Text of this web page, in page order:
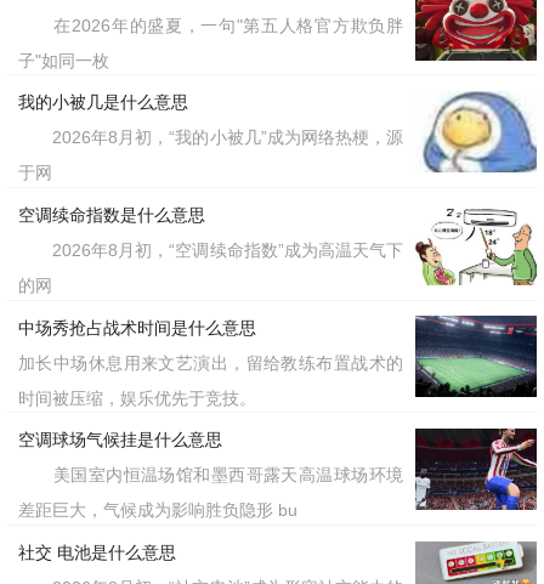
在2026年的盛夏，一句"第五人格官方欺负胖
子"如同一枚
我的小被几是什么意思
2026年8月初，“我的小被几”成为网络热梗，源
于网
空调续命指数是什么意思
2026年8月初，“空调续命指数”成为高温天气下
的网
中场秀抢占战术时间是什么意思
加长中场休息用来文艺演出，留给教练布置战术的
时间被压缩，娱乐优先于竞技。
空调球场气候挂是什么意思
美国室内恒温场馆和墨西哥露天高温球场环境
差距巨大，气候成为影响胜负隐形 bu
社交 电池是什么意思